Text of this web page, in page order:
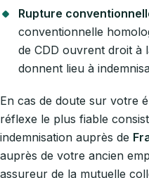
Rupture
conventionnelle
de CDD ouvrent droit à
donnent lieu à
En cas de doute sur votre
réflexe le plus fiable
indemnisation auprès de
auprès de votre ancien
assureur de la mutuelle